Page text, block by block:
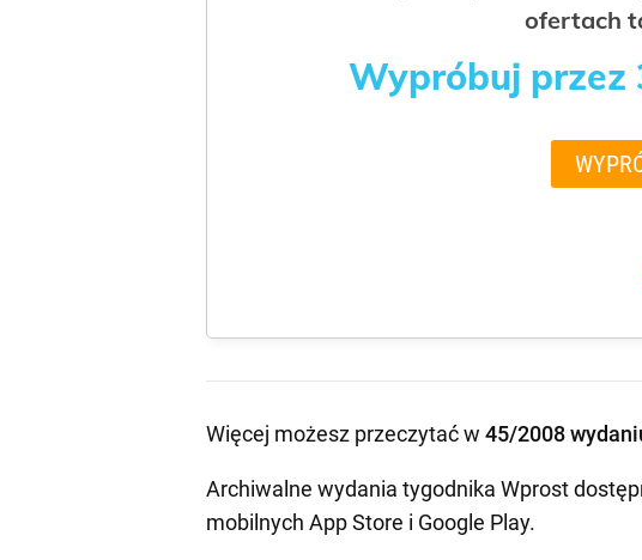
ofertach
Wypróbuj przez
Więcej możesz przeczytać w 45/2008
Archiwalne wydania tygodnika Wprost
mobilnych App Store i Google Play.